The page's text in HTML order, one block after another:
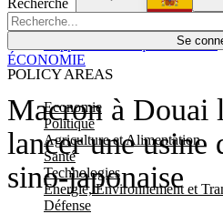
Se
POLICY AREAS
Economie
Politique
Agriculture et Alimentation
Santé
Technologies
Energie, Environnement et
Défense
Économie
Macron à Douai
lancer une usine
sino-japonaise
ÉCONOMIE